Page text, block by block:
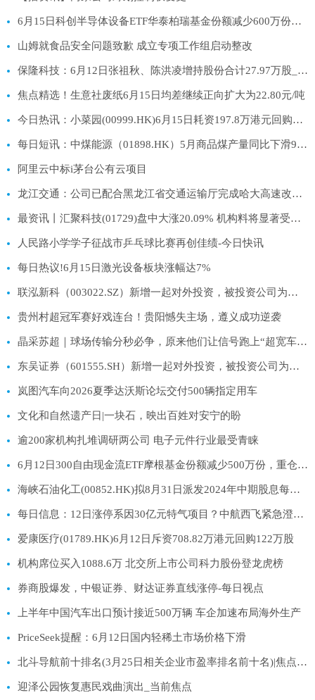
6月15日科创半导体设备ETF华泰柏瑞基金份额减少600万份，重仓股拓荆科技、华海清科、中微公司_新资讯
山姆就食品安全问题致歉 成立专项工作组启动整改
保隆科技：6月12日张祖秋、陈洪凌增持股份合计27.97万股_今日要闻
焦点精选！生意社废纸6月15日均差继续正向扩大为22.80元/吨
今日热讯：小菜园(00999.HK)6月15日耗资197.8万港元回购29.2万股
每日短讯：中煤能源（01898.HK）5月商品煤产量同比下滑9.2%至1,081万吨
阿里云中标i茅台公有云项目
龙江交通：公司已配合黑龙江省交通运输厅完成哈大高速改扩建项目纳入交通运输部“十五五”建设规划上报工作|每日讯息
最资讯丨汇聚科技(01729)盘中大涨20.09% 机构料将显著受益于中美两国AI投资浪潮
人民路小学学子征战市乒乓球比赛再创佳绩-今日快讯
每日热议!6月15日激光设备板块涨幅达7%
联泓新科（003022.SZ）新增一起对外投资，被投资公司为联泓嘉元（枣庄）管理服务有限公司-速递
贵州村超冠军赛好戏连台！贵阳憾失主场，遵义成功逆袭
晶采苏超｜球场传输分秒必争，原来他们让信号跑上“超宽车道”！-短讯
东吴证券（601555.SH）新增一起对外投资，被投资公司为上海复深蓝软件股份有限公司 当前热门
岚图汽车向2026夏季达沃斯论坛交付500辆指定用车
文化和自然遗产日|一块石，映出百姓对安宁的盼
逾200家机构扎堆调研两公司 电子元件行业最受青睐
6月12日300自由现金流ETF摩根基金份额减少500万份，重仓股中国石油、中国移动、中国海油|热资讯
海峡石油化工(00852.HK)拟8月31日派发2024年中期股息每股0.08港元
每日信息：12日涨停系因30亿元特气项目？中航西飞紧急澄清：与北方特气自贡无股权关系
爱康医疗(01789.HK)6月12日斥资708.82万港元回购122万股
机构席位买入1088.6万 北交所上市公司科力股份登龙虎榜
券商股爆发，中银证券、财达证券直线涨停-每日视点
上半年中国汽车出口预计接近500万辆 车企加速布局海外生产
PriceSeek提醒：6月12日国内轻稀土市场价格下滑
北斗导航前十排名(3月25日相关企业市盈率排名前十名)|焦点热闻
迎泽公园恢复惠民戏曲演出_当前焦点